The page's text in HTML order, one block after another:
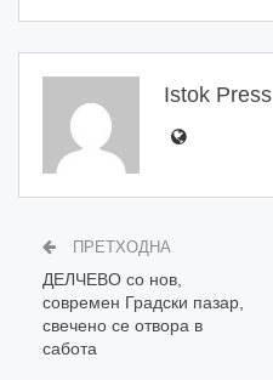
Istok Press
ПРЕТХОДНА
ДЕЛЧЕВО со нов,
современ Градски пазар,
свечено се отвора в
сабота